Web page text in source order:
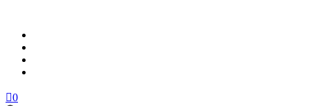
0